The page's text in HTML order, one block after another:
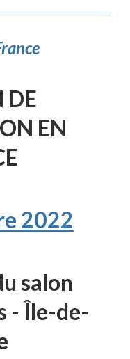
DE
EN
2022
salon
- Île-de-